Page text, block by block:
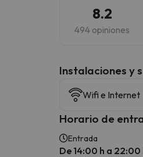
8.2
494 opiniones
Instalaciones y
Wifi e Internet
Horario de
Entrada
De 14:00 h a 22:00